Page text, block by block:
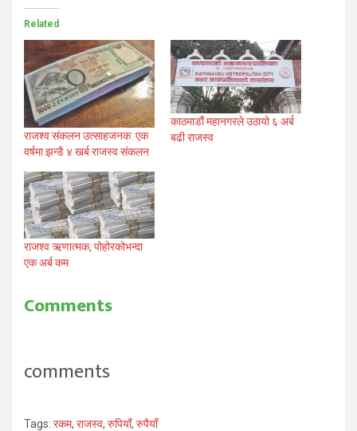
Related
राजश्व संकलन उत्साहजनक: एक
वर्षमा झन्डै ४ खर्ब राजस्व संकलन
काठमाडौं महानगरले उठायो ६ अर्ब
बढी राजस्व
राजश्व ऋणात्मक, पोहोरकोभन्दा
एक अर्ब कम
Comments
comments
Tags: रकम, राजस्व, रुपियाँ, रुपैयाँ